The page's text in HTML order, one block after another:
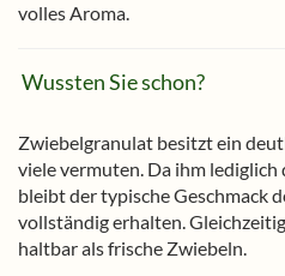
volles Aroma.
Wussten Sie schon?
Zwiebelgranulat besitzt ein
viele vermuten. Da ihm lediglich
bleibt der typische Geschmack
vollständig erhalten.
haltbar als frische Zwiebeln.